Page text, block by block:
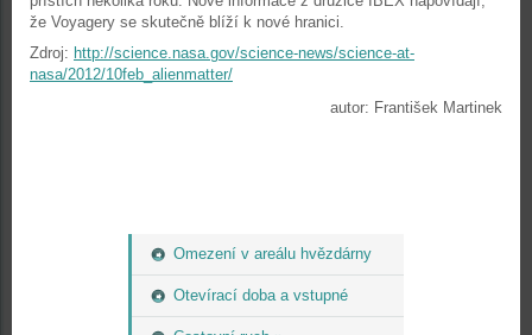
Omezení v areálu hvězdárny
Otevírací doba a vstupné
že Voyagery se skutečně blíží k nové hranici.
Zdroj: http://science.nasa.gov/science-news/science-at-
nasa/2012/10feb_alienmatter/
autor: František Martinek